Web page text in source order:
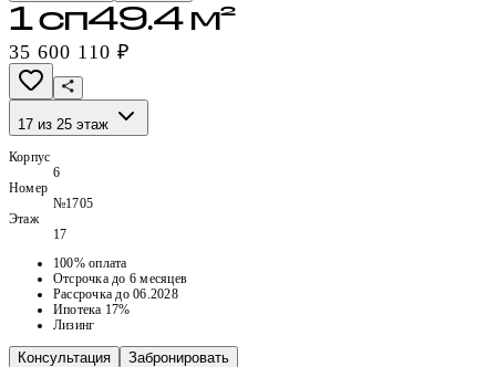
1 сп49.4 м²
35 600 110 ₽
17 из 25 этаж
Корпус
6
Номер
№1705
Этаж
17
100% оплата
Отсрочка до 6 месяцев
Рассрочка до 06.2028
Ипотека 17%
Лизинг
Консультация Забронировать